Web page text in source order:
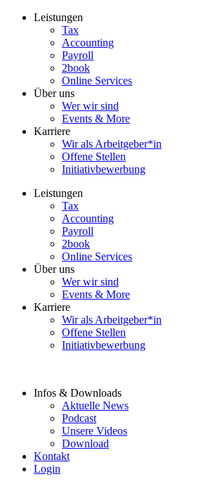
Zum
Leistungen
Tax
Accounting
Payroll
2book
Online Services
Über uns
Wer wir sind
Events & More
Karriere
Wir als Arbeitgeber*in
Offene Stellen
Initiativbewerbung
Leistungen
Tax
Accounting
Payroll
2book
Online Services
Über uns
Wer wir sind
Events & More
Karriere
Wir als Arbeitgeber*in
Offene Stellen
Initiativbewerbung
Infos & Downloads
Aktuelle News
Podcast
Unsere Videos
Download
Kontakt
Login